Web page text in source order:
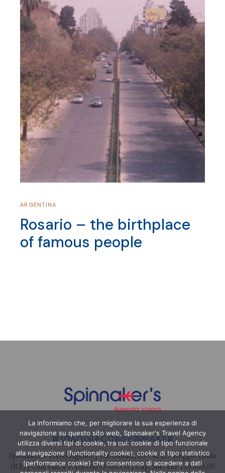
ARGENTINA
Rosario – the birthplace
of famous people
#VIAGGIACONSPINNAKER
Spinnaker’s Travel Agency | Via Gandhi, 20 • 42123 Reggio Emilia
(RE) | Cod. Fisc. e P. Iva 00693980351 | Cap. Soc. Eur 110.000,00
La informiamo che, per migliorare la sua esperienza di
navigazione su questo sito web, Spinnaker's Travel Agency
utilizza diversi tipi di cookie, tra cui: cookie di tipo funzionale
alla navigazione (functionality cookie); cookie di tipo statistico
(performance cookie) che consentono di accedere a dati